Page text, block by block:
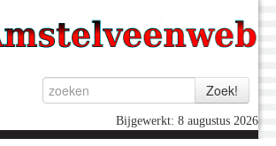
Bijgewerkt: 8 augustus 2026